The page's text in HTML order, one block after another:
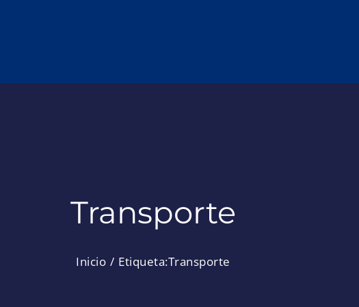
Transporte
Inicio Etiqueta:Transporte